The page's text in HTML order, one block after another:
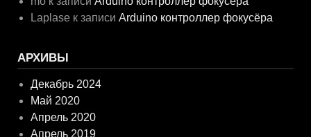
Laplase к записиArduino контроллер фокусёра
АРХИВЫ
Декабрь 2024
Май 2020
Апрель 2020
Апрель 2019